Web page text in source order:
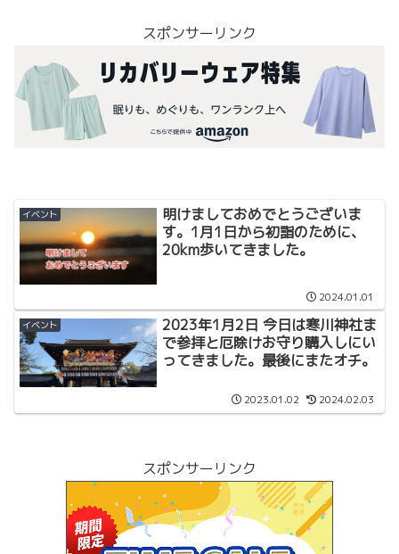
スポンサーリンク
イベント
明けましておめでとうございま
す。1月1日から初詣のために、
20km歩いてきました。
2024.01.01
イベント
2023年1月2日 今日は寒川神社ま
で参拝と厄除けお守り購入しにい
ってきました。最後にまたオチ。
2023.01.02 2024.02.03
スポンサーリンク